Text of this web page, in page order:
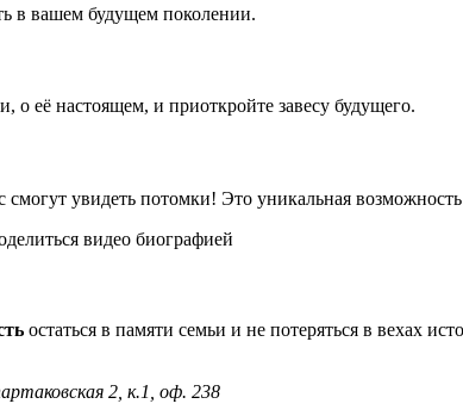
в вашем будущем поколении.
её настоящем, и приоткройте завесу будущего.
смогут увидеть потомки! Это уникальная
видео биографией
остаться в памяти семьи и не потеряться в вехах
2, к.1, оф. 238